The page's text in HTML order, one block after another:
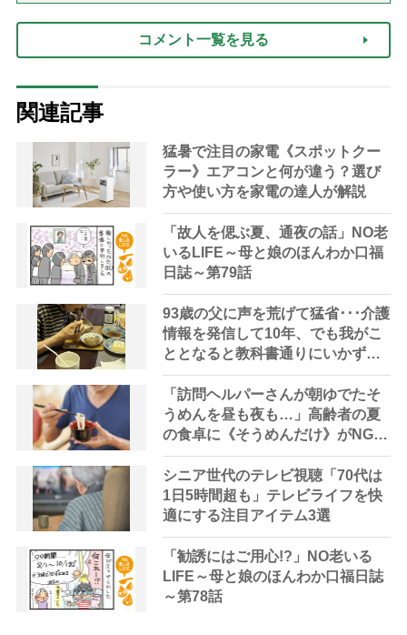
コメント一覧を見る
関連記事
猛暑で注目の家電《スポットクー
ラー》エアコンと何が違う？選び
方や使い方を家電の達人が解説
「故人を偲ぶ夏、通夜の話」NO老
いるLIFE～母と娘のほんわか口福
日誌～第79話
93歳の父に声を荒げて猛省･･･介護
情報を発信して10年、でも我がこ
ととなると教科書通りにいかずに
ため息「感情と理性の狭間で右往
左往する現実」
「訪問ヘルパーさんが朝ゆでたそ
うめんを昼も夜も…」高齢者の夏
の食卓に《そうめんだけ》がNGな
理由とは？【管理栄養士が解説】
シニア世代のテレビ視聴「70代は
1日5時間超も」テレビライフを快
適にする注目アイテム3選
「勧誘にはご用心!?」NO老いる
LIFE～母と娘のほんわか口福日誌
～第78話